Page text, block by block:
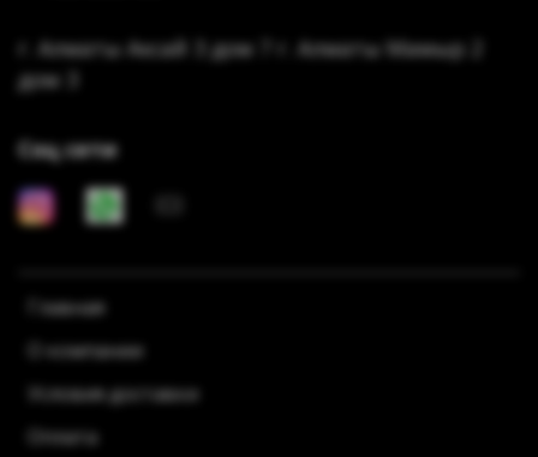
Главная
О компании
Условия доставки
Оплата
г. Алматы Аксай 3 дом 7 г. Алматы Мамыр 2
дом 3
Соц сети